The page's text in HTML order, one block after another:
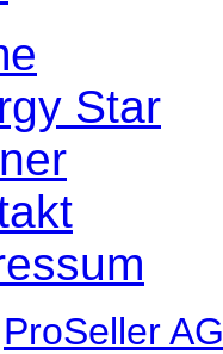
Star
ProSeller AG